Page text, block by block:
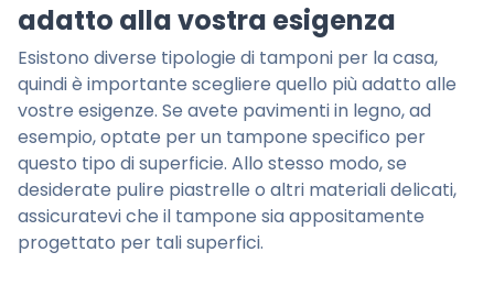
adatto alla vostra esigenza
Esistono diverse tipologie di tamponi per la casa,
quindi è importante scegliere quello più adatto alle
vostre esigenze. Se avete pavimenti in legno, ad
esempio, optate per un tampone specifico per
questo tipo di superficie. Allo stesso modo, se
desiderate pulire piastrelle o altri materiali delicati,
assicuratevi che il tampone sia appositamente
progettato per tali superfici.